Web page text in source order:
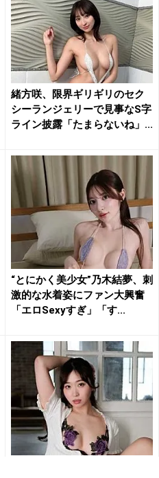
緒方咲、限界ギリギリのセク
シーランジェリーで見事なS字
ライン披露「たまらないね」...
“とにかく美少女”乃木結夢、刺
激的な水着姿にファン大興奮
「エロSexyすぎ」「す...